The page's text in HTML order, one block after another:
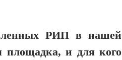
РИП в нашей
площадка, и для кого